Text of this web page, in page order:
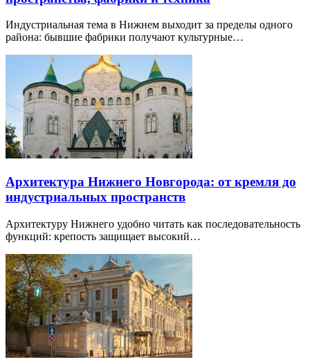
Индустриальная тема в Нижнем выходит за пределы одного
района: бывшие фабрики получают культурные…
Архитектура Нижнего Новгорода: от кремля до
индустриальных пространств
Архитектуру Нижнего удобно читать как последовательность
функций: крепость защищает высокий…